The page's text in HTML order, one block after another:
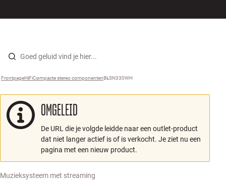
Skip to content
Luidsprekers
Koptelefoons
Surround
Tv
Frontpage ›
HiFi ›
Compacte stereo componenten ›
BLSN330WH
OMGELEID
De URL die je volgde leidde naar een outlet-product
dat niet langer actief is of is verkocht. Je ziet nu een
pagina met een nieuw product.
Muzieksysteem met streaming